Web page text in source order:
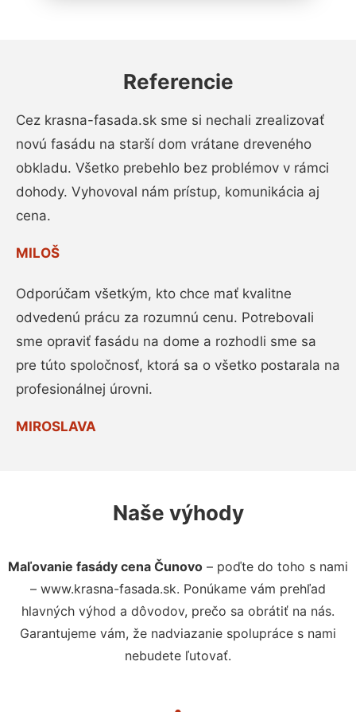
Referencie
Cez krasna-fasada.sk sme si nechali zrealizovať
novú fasádu na starší dom vrátane dreveného
obkladu. Všetko prebehlo bez problémov v rámci
dohody. Vyhovoval nám prístup, komunikácia aj
cena.
MILOŠ
Odporúčam všetkým, kto chce mať kvalitne
odvedenú prácu za rozumnú cenu. Potrebovali
sme opraviť fasádu na dome a rozhodli sme sa
pre túto spoločnosť, ktorá sa o všetko postarala na
profesionálnej úrovni.
MIROSLAVA
Naše výhody
Maľovanie fasády cena Čunovo – poďte do toho s nami
– www.krasna-fasada.sk. Ponúkame vám prehľad
hlavných výhod a dôvodov, prečo sa obrátiť na nás.
Garantujeme vám, že nadviazanie spolupráce s nami
nebudete ľutovať.